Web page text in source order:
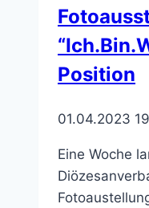
Position
01.04.2023
Eine Woche